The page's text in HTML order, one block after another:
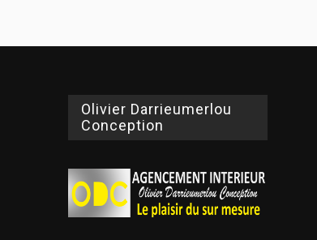
Olivier Darrieumerlou
Conception